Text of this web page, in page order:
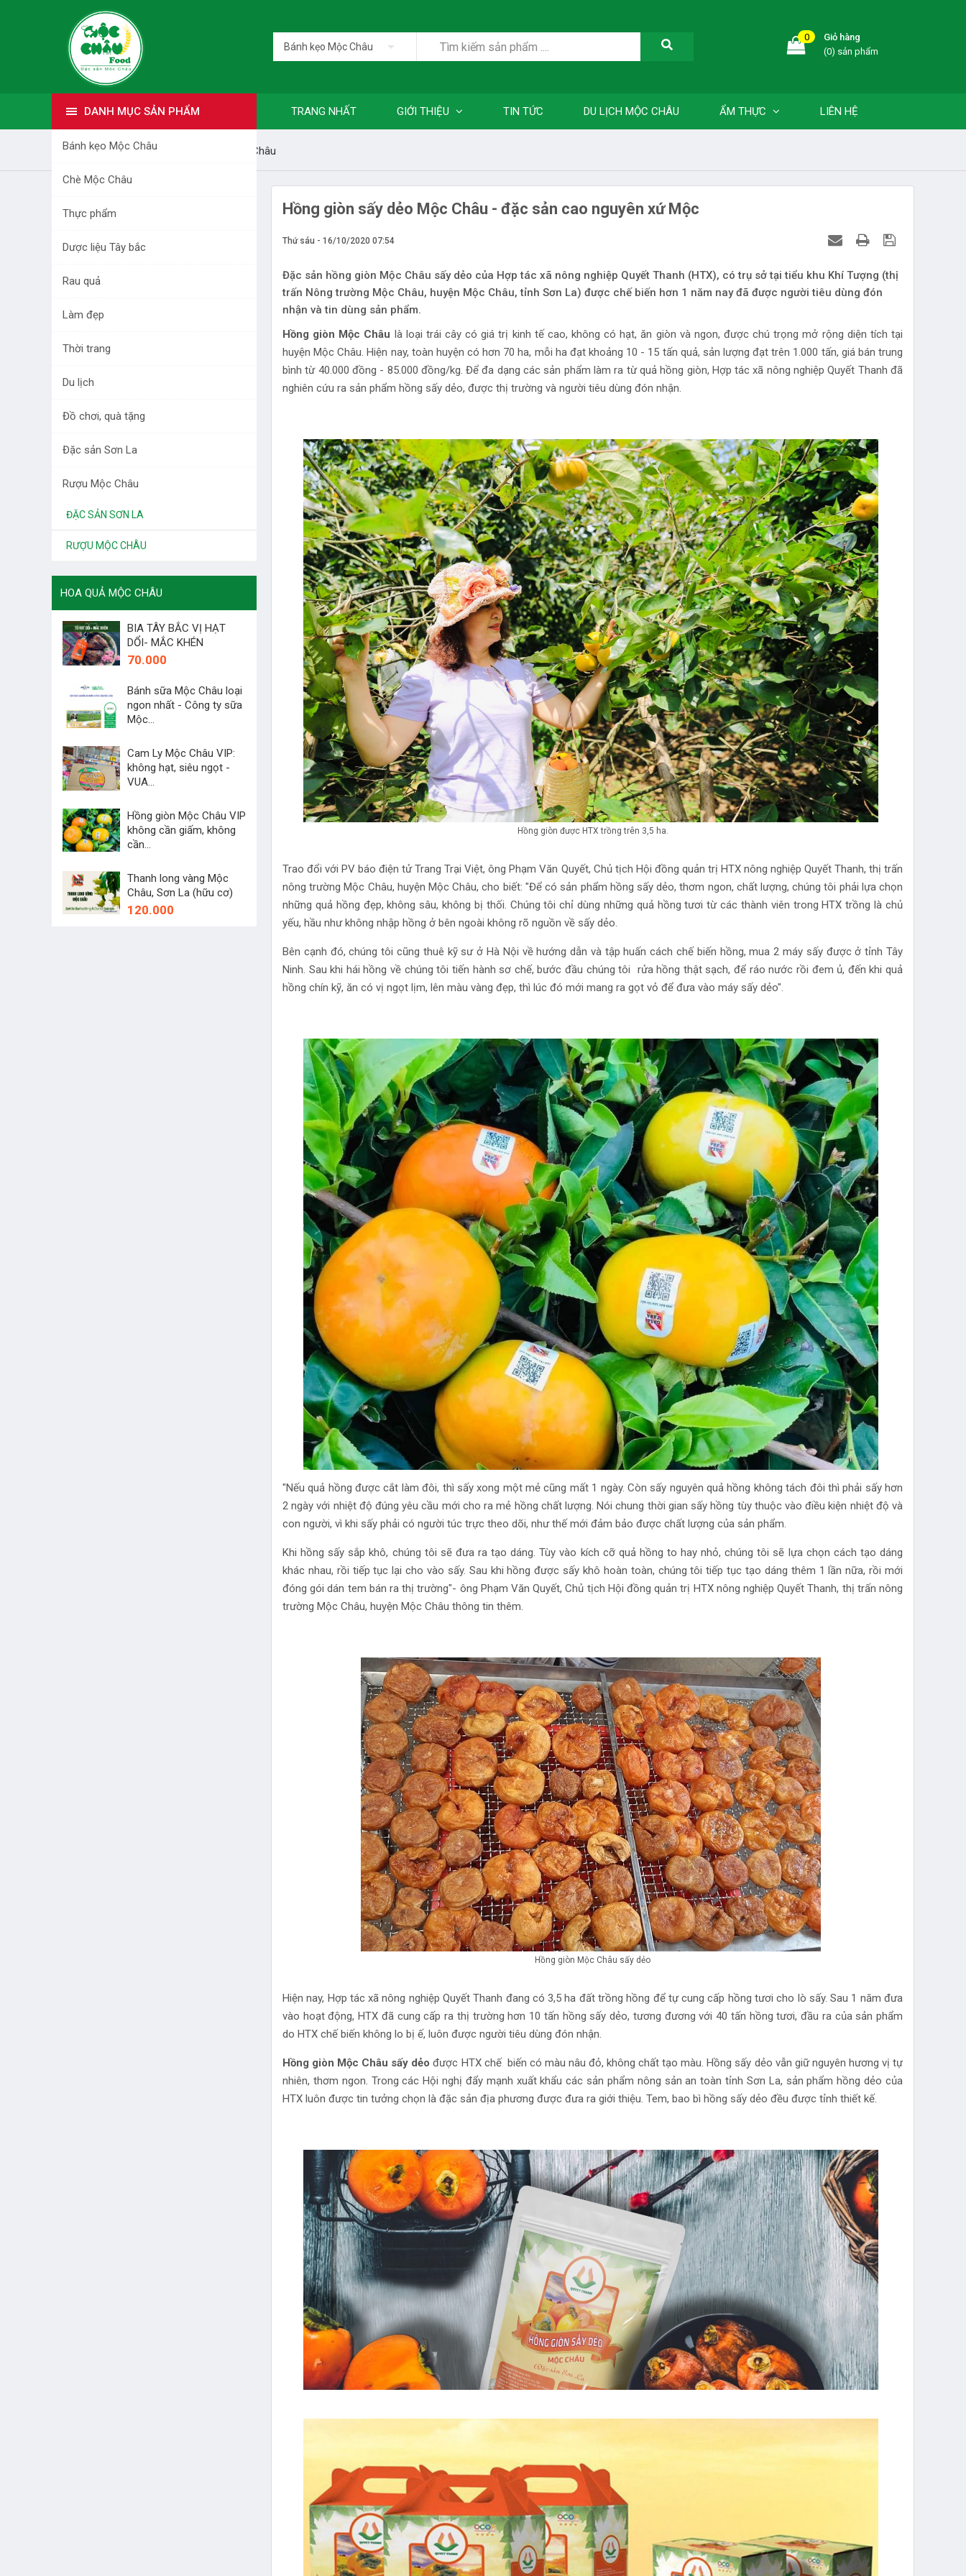
Bánh kẹo Mộc Châu
0
Giỏ hàng
(0) sản phẩm
DANH MỤC SẢN PHẨM
Bánh kẹo Mộc Châu
Chè Mộc Châu
Thực phẩm
Dược liệu Tây bắc
Rau quả
Làm đẹp
Thời trang
Du lịch
Đồ chơi, quà tặng
Đặc sản Sơn La
Rượu Mộc Châu
TRANG NHẤT GIỚI THIỆU TIN TỨC DU LỊCH MỘC CHÂU ẨM THỰC LIÊN HỆ
Trang nhất Bài viết Đặc sản Mộc Châu
Hồng giòn sấy dẻo Mộc Châu - đặc sản cao nguyên xứ Mộc
Thứ sáu - 16/10/2020 07:54
Đặc sản hồng giòn Mộc Châu sấy dẻo của Hợp tác xã nông nghiệp Quyết Thanh (HTX), có trụ sở tại tiểu khu Khí Tượng (thị
trấn Nông trường Mộc Châu, huyện Mộc Châu, tỉnh Sơn La) được chế biến hơn 1 năm nay đã được người tiêu dùng đón
nhận và tin dùng sản phẩm.
Hồng giòn Mộc Châu là loại trái cây có giá trị kinh tế cao, không có hạt, ăn giòn và ngon, được chú trọng mở rộng diện tích tại
huyện Mộc Châu. Hiện nay, toàn huyện có hơn 70 ha, mỗi ha đạt khoảng 10 - 15 tấn quả, sản lượng đạt trên 1.000 tấn, giá bán trung
bình từ 40.000 đồng - 85.000 đồng/kg. Để đa dạng các sản phẩm làm ra từ quả hồng giòn, Hợp tác xã nông nghiệp Quyết Thanh đã
nghiên cứu ra sản phẩm hồng sấy dẻo, được thị trường và người tiêu dùng đón nhận.
Hồng giòn được HTX trồng trên 3,5 ha.
Trao đổi với PV báo điện tử Trang Trại Việt, ông Phạm Văn Quyết, Chủ tịch Hội đồng quản trị HTX nông nghiệp Quyết Thanh, thị trấn
nông trường Mộc Châu, huyện Mộc Châu, cho biết: "Để có sản phẩm hồng sấy dẻo, thơm ngon, chất lượng, chúng tôi phải lựa chọn
những quả hồng đẹp, không sâu, không bị thối. Chúng tôi chỉ dùng những quả hồng tươi từ các thành viên trong HTX trồng là chủ
yếu, hầu như không nhập hồng ở bên ngoài không rõ nguồn về sấy dẻo.
Bên cạnh đó, chúng tôi cũng thuê kỹ sư ở Hà Nội về hướng dẫn và tập huấn cách chế biến hồng, mua 2 máy sấy được ở tỉnh Tây
Ninh. Sau khi hái hồng về chúng tôi tiến hành sơ chế, bước đầu chúng tôi rửa hồng thật sạch, để ráo nước rồi đem ủ, đến khi quả
hồng chín kỹ, ăn có vị ngọt lịm, lên màu vàng đẹp, thì lúc đó mới mang ra gọt vỏ để đưa vào máy sấy dẻo".
"Nếu quả hồng được cắt làm đôi, thì sấy xong một mẻ cũng mất 1 ngày. Còn sấy nguyên quả hồng không tách đôi thì phải sấy hơn
2 ngày với nhiệt độ đúng yêu cầu mới cho ra mẻ hồng chất lượng. Nói chung thời gian sấy hồng tùy thuộc vào điều kiện nhiệt độ và
con người, vì khi sấy phải có người túc trực theo dõi, như thế mới đảm bảo được chất lượng của sản phẩm.
Khi hồng sấy sắp khô, chúng tôi sẽ đưa ra tạo dáng. Tùy vào kích cỡ quả hồng to hay nhỏ, chúng tôi sẽ lựa chọn cách tạo dáng
khác nhau, rồi tiếp tục lại cho vào sấy. Sau khi hồng được sấy khô hoàn toàn, chúng tôi tiếp tục tạo dáng thêm 1 lần nữa, rồi mới
đóng gói dán tem bán ra thị trường"- ông Phạm Văn Quyết, Chủ tịch Hội đồng quản trị HTX nông nghiệp Quyết Thanh, thị trấn nông
trường Mộc Châu, huyện Mộc Châu thông tin thêm.
Hồng giòn Mộc Châu sấy dẻo
Hiện nay, Hợp tác xã nông nghiệp Quyết Thanh đang có 3,5 ha đất trồng hồng để tự cung cấp hồng tươi cho lò sấy. Sau 1 năm đưa
vào hoạt động, HTX đã cung cấp ra thị trường hơn 10 tấn hồng sấy dẻo, tương đương với 40 tấn hồng tươi, đầu ra của sản phẩm
do HTX chế biến không lo bị ế, luôn được người tiêu dùng đón nhận.
Hồng giòn Mộc Châu sấy dẻo được HTX chế biến có màu nâu đỏ, không chất tạo màu. Hồng sấy dẻo vẫn giữ nguyên hương vị tự
nhiên, thơm ngon. Trong các Hội nghị đẩy mạnh xuất khẩu các sản phẩm nông sản an toàn tỉnh Sơn La, sản phẩm hồng dẻo của
HTX luôn được tin tưởng chọn là đặc sản địa phương được đưa ra giới thiệu. Tem, bao bì hồng sấy dẻo đều được tỉnh thiết kế.
LÀM ĐẸP
THỜI TRANG
DU LỊCH
ĐỒ CHƠI, QUÀ TẶNG
ĐẶC SẢN SƠN LA
RƯỢU MỘC CHÂU
HOA QUẢ MỘC CHÂU
BIA TÂY BẮC VỊ HẠT
DỔI- MẮC KHÉN
70.000
Bánh sữa Mộc Châu loại
ngon nhất - Công ty sữa
Mộc...
Cam Ly Mộc Châu VIP:
không hạt, siêu ngọt -
VUA...
Hồng giòn Mộc Châu VIP
không cần giấm, không
cần...
Thanh long vàng Mộc
Châu, Sơn La (hữu cơ)
120.000